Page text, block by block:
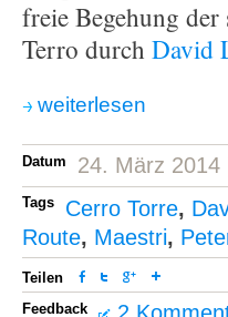
freie Begehung der
Terro durch David
weiterlesen
Datum 24. März 2014
Tags Cerro Torre,
Route, Maestri,
Teilen
Feedback